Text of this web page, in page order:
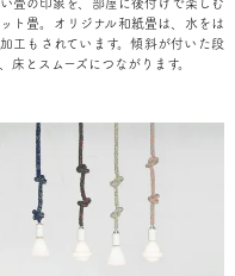
ット畳。オリジナル和紙畳は、水をは
加工もされています。傾斜が付いた段
床とスムーズにつながります。